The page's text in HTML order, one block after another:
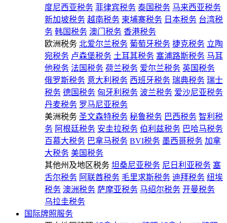
度尼西亚税务 菲律宾税务 泰国税务 马来西亚税务
新加坡税务 越南税务 柬埔寨税务 日本税务 台湾税
务 韩国税务 澳门税务 香港税务
欧洲税务 北爱尔兰税务 葡萄牙税务 捷克税务 立陶
宛税务 卢森堡税务 土耳其税务 塞浦路斯税务 马耳
他税务 法国税务 荷兰税务 爱尔兰税务 英国税务
俄罗斯税务 意大利税务 西班牙税务 瑞典税务 瑞士
税务 德国税务 匈牙利税务 波兰税务 爱沙尼亚税务
丹麦税务 罗马尼亚税务
美洲税务 圣文森特税务 秘鲁税务 巴西税务 智利税
务 阿根廷税务 安圭拉税务 伯利兹税务 巴哈马税务
百慕大税务 巴拿马税务 BVI税务 墨西哥税务 加拿
大税务 美国税务
其他州及地区税务 坦桑尼亚税务 尼日利亚税务 塞
舌尔税务 阿联酋税务 毛里求斯税务 迪拜税务 纽埃
税务 澳洲税务 萨摩亚税务 马绍尔税务 开曼税务
乌拉圭税务
国际牌照服务